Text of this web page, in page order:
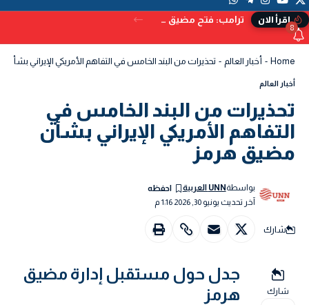
إقرأ الان ترامب: فتح مضيق هرمز بات وشيكًا.. ويُحذر من البدائل إذا تعثر الاتفاق
8
Home أخبار العالم تحذيرات من البند الخامس في التفاهم الأمريكي الإيراني بشأن
أخبار العالم
تحذيرات من البند الخامس في
التفاهم الأمريكي الإيراني بشأن
مضيق هرمز
آخر تحديث يونيو 30, 2026 1:16 م
بواسطةUNN العربية
شارك
شارك
جدل حول مستقبل إدارة مضيق
هرمز